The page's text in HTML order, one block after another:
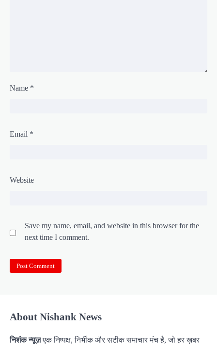
Name *
Email *
Website
Save my name, email, and website in this browser for the
next time I comment.
About Nishank News
निशंक न्यूज़एक निष्पक्ष, निर्भीक और सटीक समाचार मंच है, जो हर ख़बर